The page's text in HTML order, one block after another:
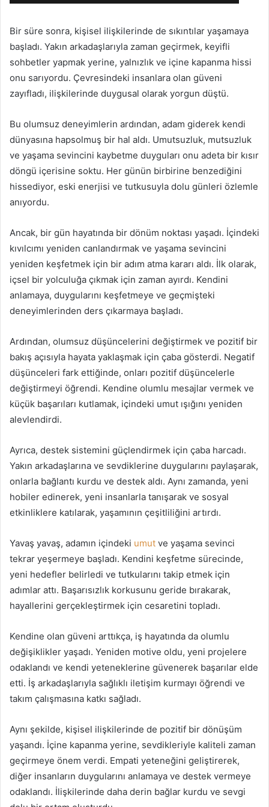
Bir süre sonra, kişisel ilişkilerinde de sıkıntılar yaşamaya
başladı. Yakın arkadaşlarıyla zaman geçirmek, keyifli
sohbetler yapmak yerine, yalnızlık ve içine kapanma hissi
onu sarıyordu. Çevresindeki insanlara olan güveni
zayıfladı, ilişkilerinde duygusal olarak yorgun düştü.
Bu olumsuz deneyimlerin ardından, adam giderek kendi
dünyasına hapsolmuş bir hal aldı. Umutsuzluk, mutsuzluk
ve yaşama sevincini kaybetme duyguları onu adeta bir kısır
döngü içerisine soktu. Her günün birbirine benzediğini
hissediyor, eski enerjisi ve tutkusuyla dolu günleri özlemle
anıyordu.
Ancak, bir gün hayatında bir dönüm noktası yaşadı. İçindeki
kıvılcımı yeniden canlandırmak ve yaşama sevincini
yeniden keşfetmek için bir adım atma kararı aldı. İlk olarak,
içsel bir yolculuğa çıkmak için zaman ayırdı. Kendini
anlamaya, duygularını keşfetmeye ve geçmişteki
deneyimlerinden ders çıkarmaya başladı.
Ardından, olumsuz düşüncelerini değiştirmek ve pozitif bir
bakış açısıyla hayata yaklaşmak için çaba gösterdi. Negatif
düşünceleri fark ettiğinde, onları pozitif düşüncelerle
değiştirmeyi öğrendi. Kendine olumlu mesajlar vermek ve
küçük başarıları kutlamak, içindeki umut ışığını yeniden
alevlendirdi.
Ayrıca, destek sistemini güçlendirmek için çaba harcadı.
Yakın arkadaşlarına ve sevdiklerine duygularını paylaşarak,
onlarla bağlantı kurdu ve destek aldı. Aynı zamanda, yeni
hobiler edinerek, yeni insanlarla tanışarak ve sosyal
etkinliklere katılarak, yaşamının çeşitliliğini artırdı.
Yavaş yavaş, adamın içindeki umut ve yaşama sevinci
tekrar yeşermeye başladı. Kendini keşfetme sürecinde,
yeni hedefler belirledi ve tutkularını takip etmek için
adımlar attı. Başarısızlık korkusunu geride bırakarak,
hayallerini gerçekleştirmek için cesaretini topladı.
Kendine olan güveni arttıkça, iş hayatında da olumlu
değişiklikler yaşadı. Yeniden motive oldu, yeni projelere
odaklandı ve kendi yeteneklerine güvenerek başarılar elde
etti. İş arkadaşlarıyla sağlıklı iletişim kurmayı öğrendi ve
takım çalışmasına katkı sağladı.
Aynı şekilde, kişisel ilişkilerinde de pozitif bir dönüşüm
yaşandı. İçine kapanma yerine, sevdikleriyle kaliteli zaman
geçirmeye önem verdi. Empati yeteneğini geliştirerek,
diğer insanların duygularını anlamaya ve destek vermeye
odaklandı. İlişkilerinde daha derin bağlar kurdu ve sevgi